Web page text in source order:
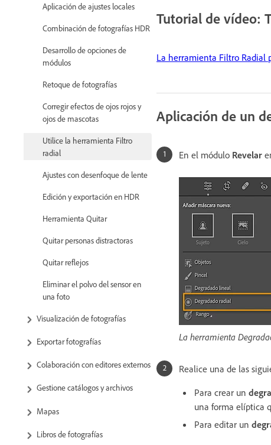
Aplicación de ajustes locales
Combinación de fotografías HDR
Desarrollo de opciones de
módulos
Retoque de fotografías
Corregir efectos de ojos rojos y
ojos de mascotas
Utilice la herramienta Filtro
radial
Ajustes con desenfoque de lente
Edición y exportación en HDR
Herramienta Quitar
Quitar personas distractoras
Quitar reflejos
Eliminar el polvo del sensor en
una foto
Visualización de fotografías
Exportar fotografías
Colaboración con editores externos
Gestione catálogos y archivos
Mapas
Libros de fotografías
Tutorial de vídeo:
La herramienta Filtro Radial
Aplicación de un
En el módulo Revelar
La herramienta
Realice una de las
Para crear un
una forma elíptica
Para editar un